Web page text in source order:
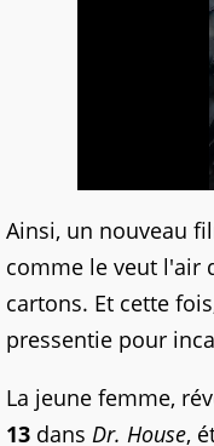
Ainsi, un nouveau
comme le veut l'air
cartons. Et cette
pressentie pour
La jeune femme,
13 dans Dr. House,